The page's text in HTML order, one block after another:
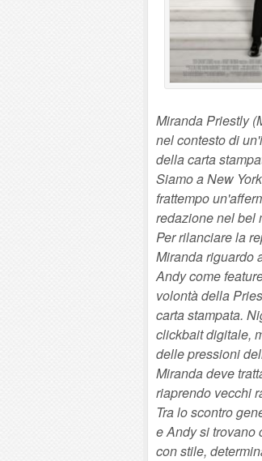
Miranda Priestly
nel contesto di
della carta
Siamo a New
frattempo
redazione nel bel
Per rilanciare la
Miranda riguardo
Andy come
volontà della
carta stampata.
clickbait digitale,
delle pressioni
Miranda deve
riaprendo vecchi
Tra lo scontro
e Andy si trovano
con stile,